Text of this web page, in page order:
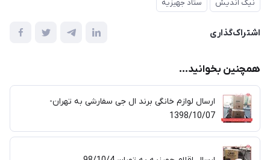
نیک اندیش
ستاد جهیزیه
اشتراک‌گذاری
همچنین بخوانید...
ارسال لوازم خانگی برند ال جی سفارشی به تهران-
1398/10/07